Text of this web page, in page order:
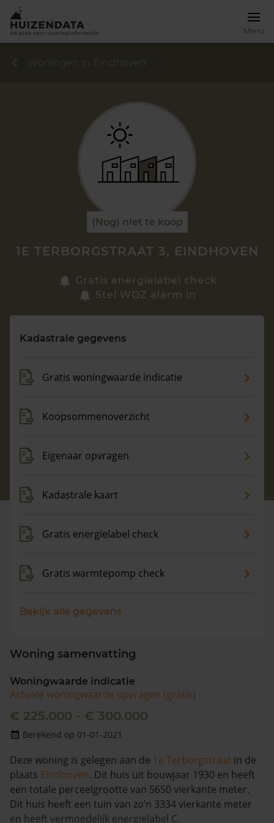
Menu
Zoek een woning
Maandag t/m vrijdag - 08:00 -18:00
Woningen in Eindhoven
(Nog) niet te koop
1E TERBORGSTRAAT 3, EINDHOVEN
Gratis energielabel check
Stel WOZ alarm in
Kadastrale gegevens
Gratis woningwaarde indicatie
Koopsommenoverzicht
Eigenaar opvragen
Kadastrale kaart
Gratis energielabel check
Gratis warmtepomp check
Bekijk alle gegevens
Woning samenvatting
Woningwaarde indicatie
Actuele woningwaarde opvragen (gratis)
€ 225.000 - € 300.000
Berekend op 01-01-2021
Deze woning is gelegen aan de 1e Terborgstraat in de
plaats Eindhoven. Dit huis uit bouwjaar 1930 en heeft
een totale perceelgrootte van 5650 vierkante meter.
Dit huis heeft een tuin van zo’n 3334 vierkante meter
en heeft vermoedelijk energielabel C.